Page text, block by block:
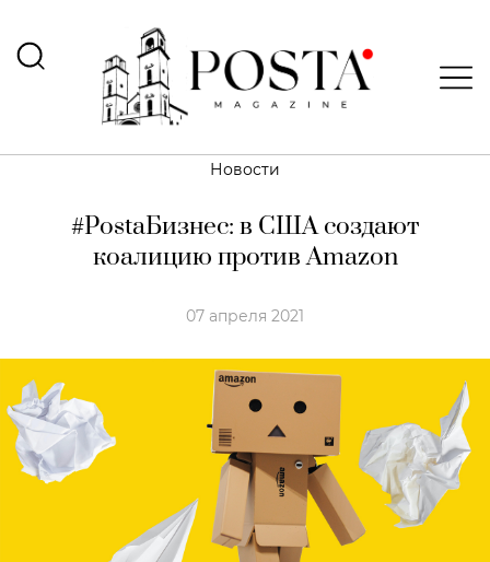
Новости
#PostaБизнес: в США создают
коалицию против Amazon
07 апреля 2021